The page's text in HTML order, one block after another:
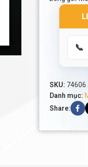
📞
SKU: 74606
Danh mục:
Share: